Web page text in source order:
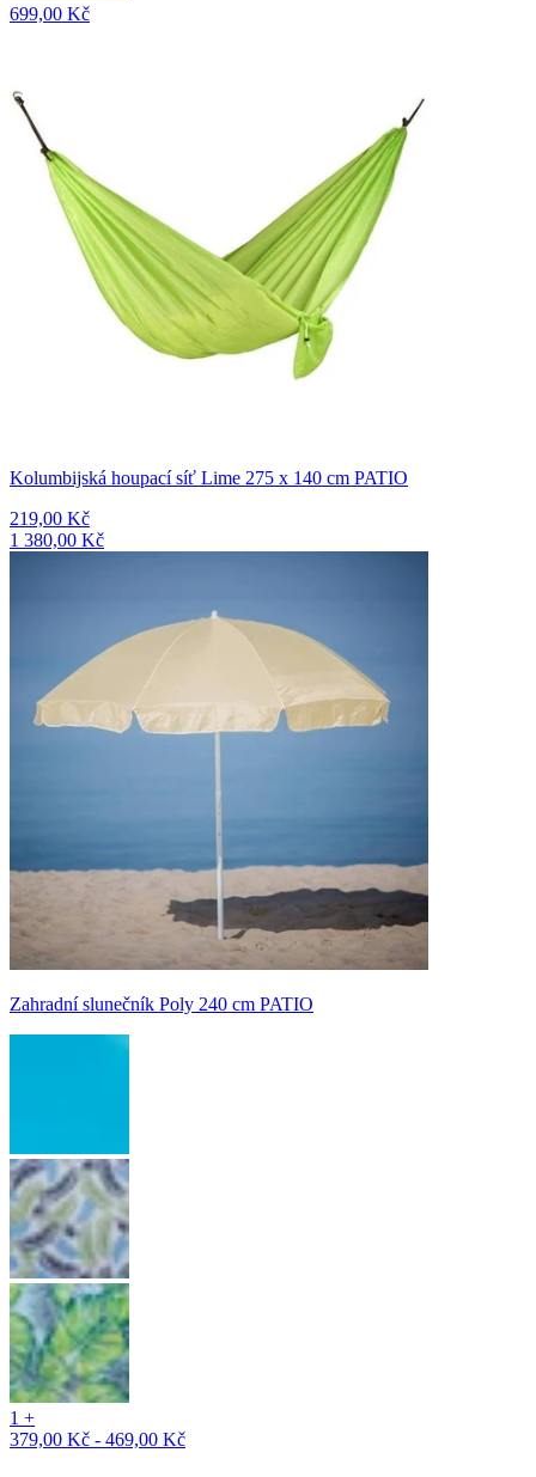
699,00 Kč
Kolumbijská houpací síť Lime 275 x 140 cm PATIO
219,00 Kč
1 380,00 Kč
Zahradní slunečník Poly 240 cm PATIO
1 +
379,00 Kč - 469,00 Kč